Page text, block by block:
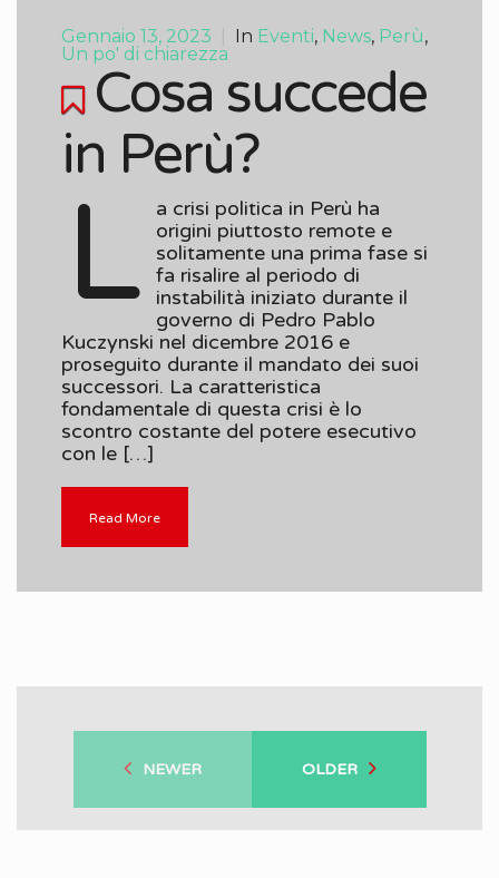
Gennaio 13, 2023 In Eventi, News, Perù,
Un po' di chiarezza
Cosa succede
in Perù?
L
a crisi politica in Perù ha
origini piuttosto remote e
solitamente una prima fase si
fa risalire al periodo di
instabilità iniziato durante il
governo di Pedro Pablo
Kuczynski nel dicembre 2016 e
proseguito durante il mandato dei suoi
successori. La caratteristica
fondamentale di questa crisi è lo
scontro costante del potere esecutivo
con le […]
Read More
NEWER OLDER